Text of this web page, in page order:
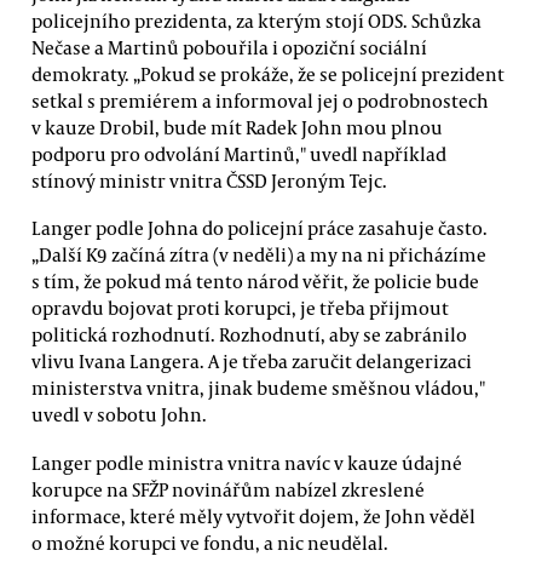
policejního prezidenta, za kterým stojí ODS. Schůzka
Nečase a Martinů pobouřila i opoziční sociální
demokraty. „Pokud se prokáže, že se policejní prezident
setkal s premiérem a informoval jej o podrobnostech
v kauze Drobil, bude mít Radek John mou plnou
podporu pro odvolání Martinů," uvedl například
stínový ministr vnitra ČSSD Jeroným Tejc.
Langer podle Johna do policejní práce zasahuje často.
„Další K9 začíná zítra (v neděli) a my na ni přicházíme
s tím, že pokud má tento národ věřit, že policie bude
opravdu bojovat proti korupci, je třeba přijmout
politická rozhodnutí. Rozhodnutí, aby se zabránilo
vlivu Ivana Langera. A je třeba zaručit delangerizaci
ministerstva vnitra, jinak budeme směšnou vládou,"
uvedl v sobotu John.
Langer podle ministra vnitra navíc v kauze údajné
korupce na SFŽP novinářům nabízel zkreslené
informace, které měly vytvořit dojem, že John věděl
o možné korupci ve fondu, a nic neudělal.